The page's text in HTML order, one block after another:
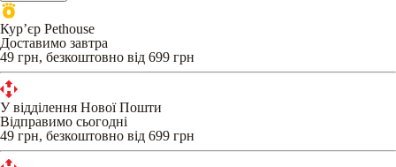
Кур’єр Pethouse
Доставимо завтра
49 грн, безкоштовно від 699 грн
У відділення Нової Пошти
Відправимо сьогодні
49 грн, безкоштовно від 699 грн